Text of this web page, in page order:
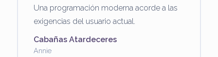
Una programación moderna acorde a las
exigencias del usuario actual.
Cabañas Atardeceres
Annie